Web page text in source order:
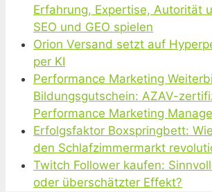
Erfahrung, Expertise, Autorität
SEO und GEO spielen
Orion Versand setzt auf
per KI
Performance Marketing
Bildungsgutschein: AZAV-
Performance Marketing
Erfolgsfaktor Boxspringbett:
den Schlafzimmermarkt
Twitch Follower kaufen:
oder überschätzter Effekt?